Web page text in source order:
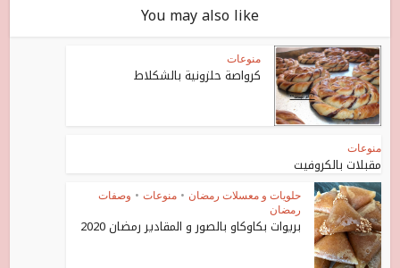
You may also like
منوعات
كرواصة حلزونية بالشكلاط
منوعات
مقبلات بالكروفيت
حلويات و معسلات رمضان • منوعات • وصفات
رمضان
بريوات بكاوكاو بالصور و المقادير رمضان 2020